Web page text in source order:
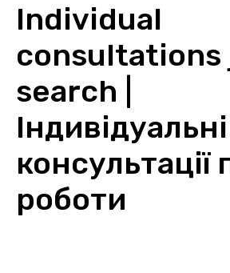
Individual
consultations
search |
Індивідуальні
роботи